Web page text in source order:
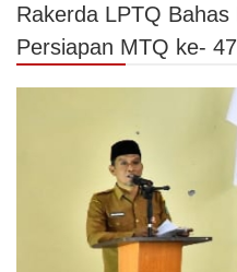
Rakerda LPTQ Bahas
Persiapan MTQ ke- 47